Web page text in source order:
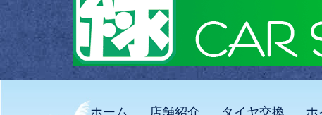
ホーム 店舗紹介 タイヤ交換 ホ